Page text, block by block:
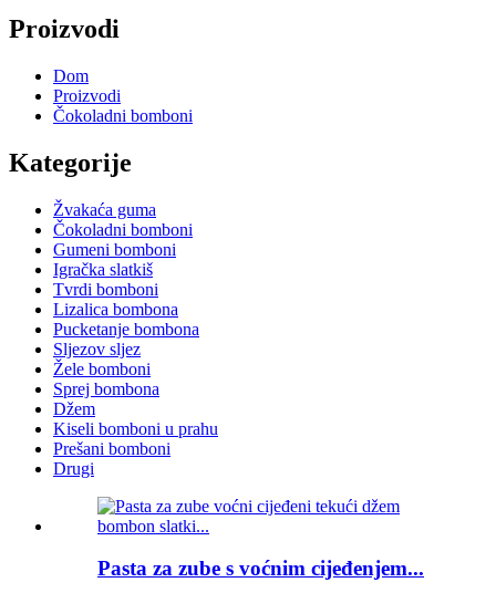
Proizvodi
Dom
Proizvodi
Čokoladni bomboni
Kategorije
Žvakaća guma
Čokoladni bomboni
Gumeni bomboni
Igračka slatkiš
Tvrdi bomboni
Lizalica bombona
Pucketanje bombona
Sljezov sljez
Žele bomboni
Sprej bombona
Džem
Kiseli bomboni u prahu
Prešani bomboni
Drugi
Pasta za zube s voćnim cijeđenjem...